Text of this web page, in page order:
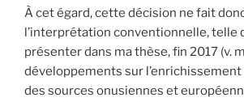
À cet égard, cette décision ne fait
l’interprétation conventionnelle, telle
présenter dans ma thèse, fin 2017 (v.
développements sur
des sources onusiennes et